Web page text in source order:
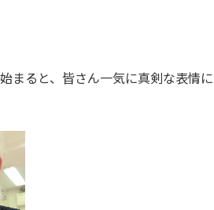
まると、皆さん一気に真剣な表情